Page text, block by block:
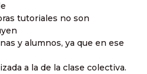
tutoriales no son
y alumnos, ya que en ese
a la de la clase colectiva.